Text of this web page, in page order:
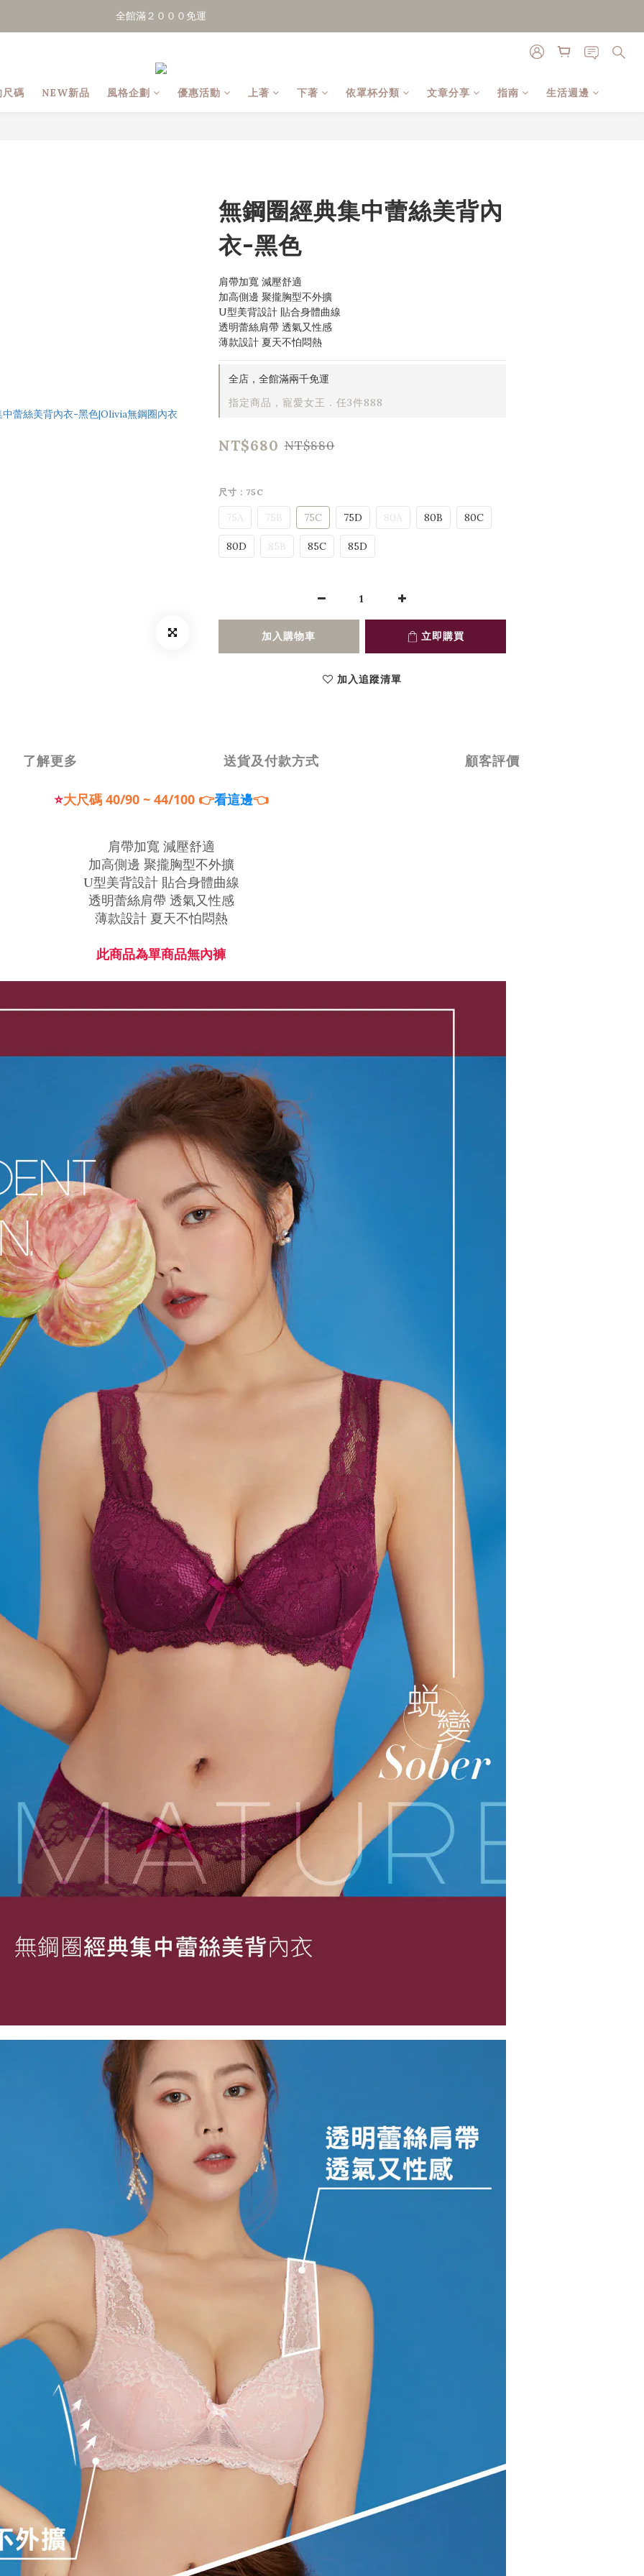
點擊加LINE好友，領50元優惠折扣
點擊加LINE好友，領50元優惠折扣
碼
NEW新品 風格企劃 優惠活動 上著 下著 依罩杯分類 文章分享 指南 生活週邊
無鋼圈經典集中蕾絲美背內
衣-黑色
肩帶加寬 減壓舒適
加高側邊 聚攏胸型不外擴
U型美背設計 貼合身體曲線
透明蕾絲肩帶 透氣又性感
薄款設計 夏天不怕悶熱
全店，全館滿兩千免運
指定商品，寵愛女王．任3件888
NT$680 NT$880
尺寸 : 75C
75A 75B 75C 75D 80A 80B 80C
80D 85B 85C 85D
加入購物車 立即購買
加入追蹤清單
了解更多 送貨及付款方式 顧客評價
⭐大尺碼 40/90 ~ 44/100 👉看這邊👈
肩帶加寬 減壓舒適
加高側邊 聚攏胸型不外擴
U型美背設計 貼合身體曲線
透明蕾絲肩帶 透氣又性感
薄款設計 夏天不怕悶熱
此商品為單商品無內褲